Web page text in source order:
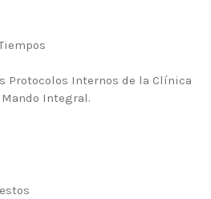
Protocolos Internos de la Clínica
Integral.